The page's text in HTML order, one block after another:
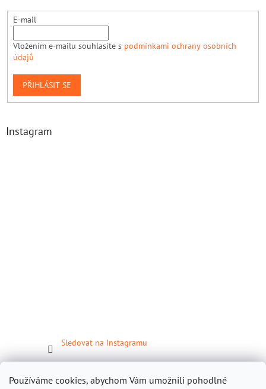
Používáme cookies, abychom Vám umožnili pohodlné
E-mail
Vložením e-mailu souhlasíte s podmínkami ochrany osobních
údajů
PŘIHLÁSIT SE
Instagram
Sledovat na Instagramu
Facebook